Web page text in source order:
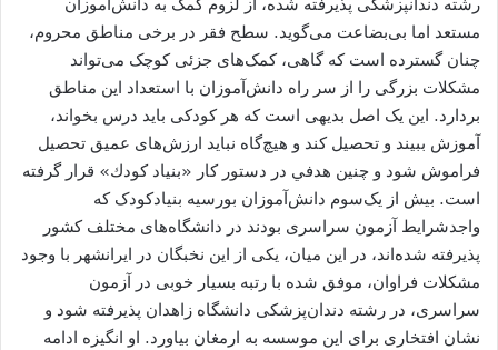
مستعد اما بی‌بضاعت می‌گوید. سطح فقر در برخی مناطق محروم،
چنان گسترده است که گاهی، کمک‌های جزئی کوچک می‌تواند
مشکلات بزرگی را از سر راه دانش‌آموزان با استعداد این مناطق
بردارد. این یک اصل بدیهی است که هر کودکی باید درس بخواند،
آموزش ببیند و تحصیل کند و هیچ‌گاه نباید ارزش‌های عمیق تحصیل
فراموش شود و چنين هدفي در دستور كار «بنياد كودك» قرار گرفته
است. بیش از یک‌سوم دانش‌آموزان بورسیه بنیادکودک که
واجدشرایط آزمون سراسری بودند در دانشگاه‌های مختلف کشور
پذیرفته شده‌اند، در این میان، یکی از این نخبگان در ایرانشهر با وجود
مشکلات فراوان، موفق شده با رتبه بسیار خوبی در آزمون
سراسری، در رشته دندان‌پزشکی دانشگاه زاهدان پذیرفته شود و
نشان افتخاری برای این موسسه به ارمغان بیاورد. او انگیزه ادامه